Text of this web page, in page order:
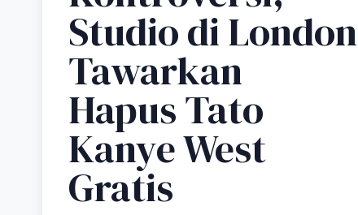
Studio di London
Tawarkan
Hapus Tato
Kanye West
Gratis